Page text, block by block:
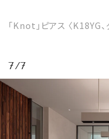
「Knot」ピアス 〈K18YG
7/7